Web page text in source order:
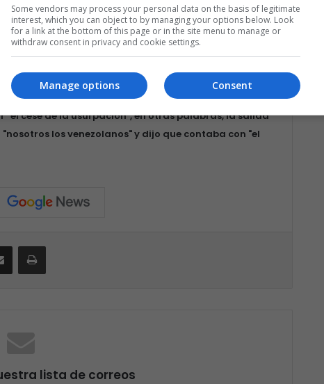
patrocinadas por Noruega, reconoció que
Embajador Bolton", sino también por otros aliados.
y los miembros del llamado Grupo de Contacto
sobre este proceso.
cese de la usurpación", en otras palabras, la salida
los venezolanos" y dijo que contaba con "el
lista de correos
Some vendors may process your personal data on the basis of legitimate
interest, which you can object to by managing your options below. Look
for a link at the bottom of this page or in the site menu to manage or
withdraw consent in privacy and cookie settings.
Consent
Manage options